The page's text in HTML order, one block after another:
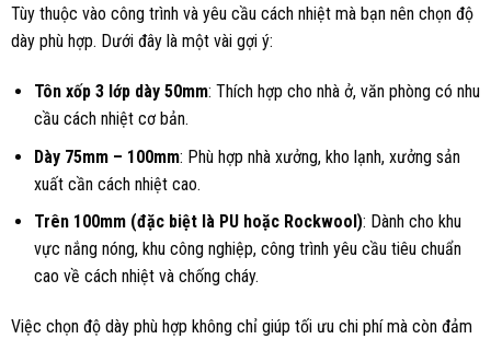
Tùy thuộc vào công trình và yêu cầu cách nhiệt mà bạn nên chọn độ
dày phù hợp. Dưới đây là một vài gợi ý:
Tôn xốp 3 lớp dày 50mm: Thích hợp cho nhà ở, văn phòng có nhu
cầu cách nhiệt cơ bản.
Dày 75mm – 100mm: Phù hợp nhà xưởng, kho lạnh, xưởng sản
xuất cần cách nhiệt cao.
Trên 100mm (đặc biệt là PU hoặc Rockwool): Dành cho khu
vực nắng nóng, khu công nghiệp, công trình yêu cầu tiêu chuẩn
cao về cách nhiệt và chống cháy.
Việc chọn độ dày phù hợp không chỉ giúp tối ưu chi phí mà còn đảm